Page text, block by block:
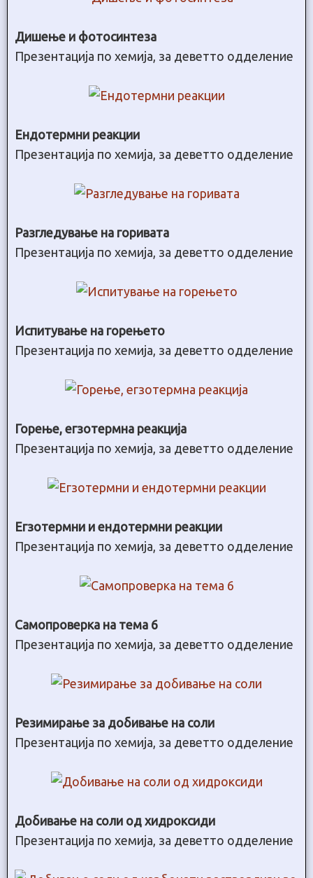
Дишење и фотосинтеза
Презентација по хемија, за деветто одделение
Ендотермни реакции
Презентација по хемија, за деветто одделение
Разгледување на горивата
Презентација по хемија, за деветто одделение
Испитување на горењето
Презентација по хемија, за деветто одделение
Горење, егзотермна реакција
Презентација по хемија, за деветто одделение
Егзотермни и ендотермни реакции
Презентација по хемија, за деветто одделение
Самопроверка на тема 6
Презентација по хемија, за деветто одделение
Резимирање за добивање на соли
Презентација по хемија, за деветто одделение
Добивање на соли од хидроксиди
Презентација по хемија, за деветто одделение